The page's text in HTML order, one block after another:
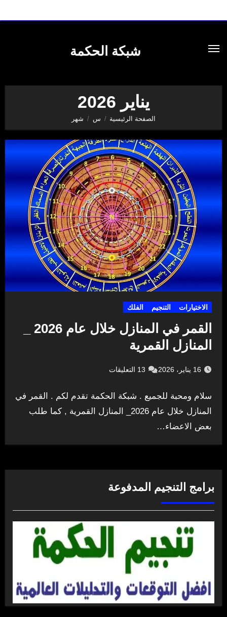
شبكة الحكمة
يناير 2026
الصفحة الرئيسية س شهر
الاختيارات التنجيم الفلك
المنازل القمرية
16 يناير، 2026 13 التعليقات
سلام ومحبة للجميع . شبكة الحكمة تقدم لكم . القمر في
المنازل خلال عام 2026_ المنازل القمرية , كما طلب
بعض الاعضاء…
برامج التنجيم المدفوعة